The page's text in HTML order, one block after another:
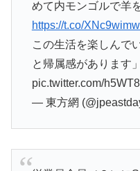
めて内モンゴルで羊
https://t.co/
この生活を楽しんで
と帰属感があります
pic.twitter.com/
— 東方網